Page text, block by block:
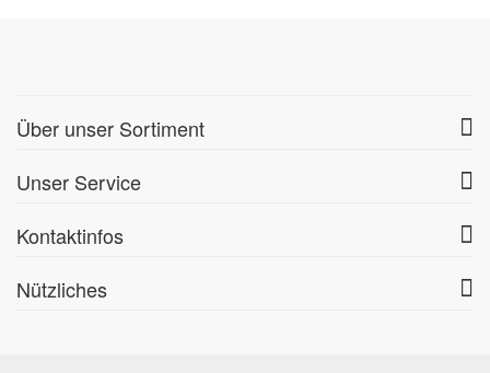
Über unser Sortiment
Unser Service
Kontaktinfos
Nützliches